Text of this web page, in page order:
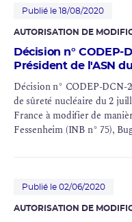
Publié le 18/08/2020
AUTORISATION DE
Décision n° CODEP-
Président de l'ASN
Décision n° CODEP-DCN-
de sûreté nucléaire du 2
France à modifier de
Fessenheim (INB n° 75),
et n° 88), Paluel (INB n°
(INB n° 108 et n° 109),
Publié le 02/06/2020
AUTORISATION DE